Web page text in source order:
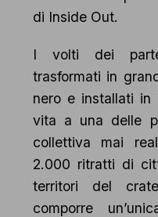
di Inside Out.
I volti dei
trasformati in
nero e installati in
vita a una delle
collettiva mai
2.000 ritratti di
territori del
comporre